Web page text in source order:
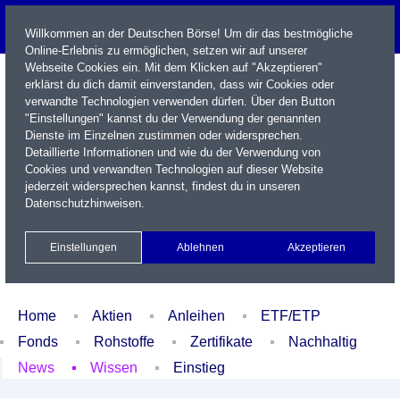
Name / WKN / ISIN / Kürzel
Xetra Realtime
Watchlist Portfolio Login
Home Aktien Anleihen
ETF/ETP
Fonds
Rohstoffe Zertifikate
Nachhaltig
News
Wissen Einstieg
Willkommen an der Deutschen Börse! Um dir das bestmögliche
Online-Erlebnis zu ermöglichen, setzen wir auf unserer
Webseite Cookies ein. Mit dem Klicken auf "Akzeptieren"
erklärst du dich damit einverstanden, dass wir Cookies oder
verwandte Technologien verwenden dürfen. Über den Button
"Einstellungen" kannst du der Verwendung der genannten
Dienste im Einzelnen zustimmen oder widersprechen.
Detaillierte Informationen und wie du der Verwendung von
Cookies und verwandten Technologien auf dieser Website
jederzeit widersprechen kannst, findest du in unseren
Datenschutzhinweisen.
Einstellungen Ablehnen Akzeptieren